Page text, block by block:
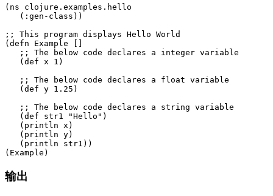
(ns clojure.examples.hello
   (:gen-class))
;; This program displays Hello World
(defn Example []
   ;; The below code declares a integer variable
   (def x 1)
   ;; The below code declares a float variable
   (def y 1.25)
   ;; The below code declares a string variable
   (def str1 "Hello")
   (println x)
   (println y)
   (println str1))
输出